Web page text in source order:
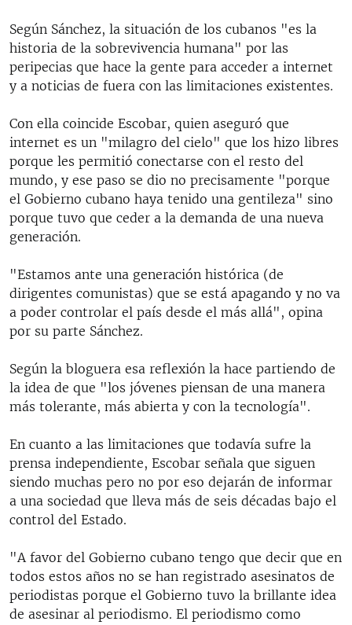
Según Sánchez, la situación de los cubanos "es la
historia de la sobrevivencia humana" por las
peripecias que hace la gente para acceder a internet
y a noticias de fuera con las limitaciones existentes.
Con ella coincide Escobar, quien aseguró que
internet es un "milagro del cielo" que los hizo libres
porque les permitió conectarse con el resto del
mundo, y ese paso se dio no precisamente "porque
el Gobierno cubano haya tenido una gentileza" sino
porque tuvo que ceder a la demanda de una nueva
generación.
"Estamos ante una generación histórica (de
dirigentes comunistas) que se está apagando y no va
a poder controlar el país desde el más allá", opina
por su parte Sánchez.
Según la bloguera esa reflexión la hace partiendo de
la idea de que "los jóvenes piensan de una manera
más tolerante, más abierta y con la tecnología".
En cuanto a las limitaciones que todavía sufre la
prensa independiente, Escobar señala que siguen
siendo muchas pero no por eso dejarán de informar
a una sociedad que lleva más de seis décadas bajo el
control del Estado.
"A favor del Gobierno cubano tengo que decir que en
todos estos años no se han registrado asesinatos de
periodistas porque el Gobierno tuvo la brillante idea
de asesinar al periodismo. El periodismo como